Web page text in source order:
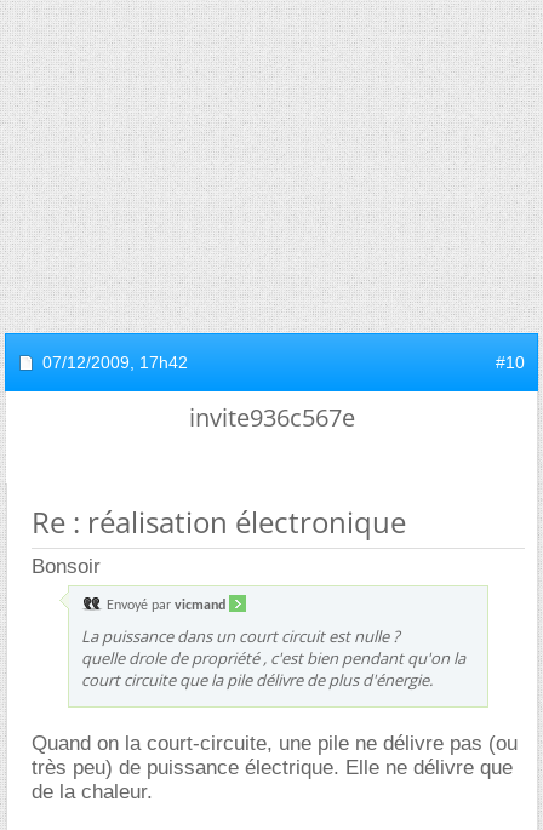
07/12/2009, 17h42 #10
invite936c567e
Re : réalisation électronique
Bonsoir
Envoyé par vicmand
La puissance dans un court circuit est nulle ?
quelle drole de propriété , c'est bien pendant qu'on la
court circuite que la pile délivre de plus d'énergie.
Quand on la court-circuite, une pile ne délivre pas (ou
très peu) de puissance électrique. Elle ne délivre que
de la chaleur.